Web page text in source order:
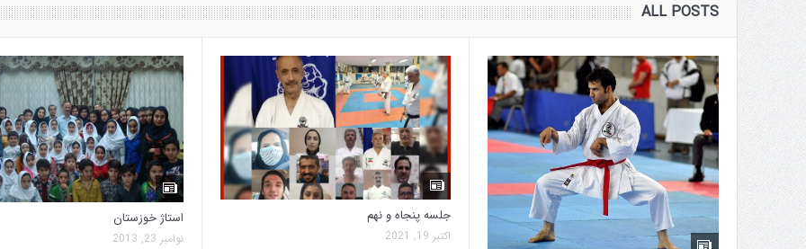
ALL POSTS
جلسه پنجاه و نهم
اکتبر 19, 2021
استاژ خوزستان
نوامبر 23, 2013